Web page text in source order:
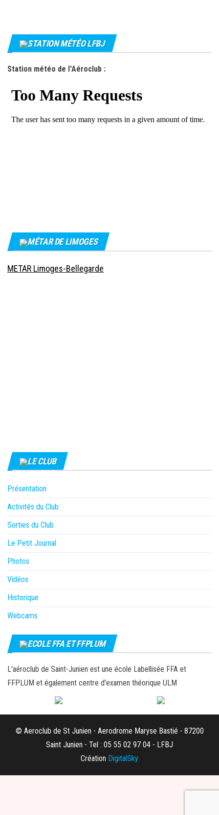
STATION MÉTÉO LFBJ
Station météo de l'Aéroclub :
MÉTAR DE LIMOGES
METAR Limoges-Bellegarde
LE CLUB
Présentation
Activités du Club
Sorties du Club
Le Petit Journal
Photos
Vidéos
Historique
Webcams
ECOLE FFA ET FFPLUM
L'aéroclub de Saint-Junien est une école Labellisée FFA et
FFPLUM et également centre d'examen théorique ULM
© Aeroclub de St Junien - Aerodrome Maryse Bastié - 87200
Saint Junien - Tel : 05 55 02 97 04 - LFBJ
Création DigitalSky